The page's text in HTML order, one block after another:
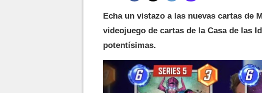
Echa un vistazo a las nuevas cartas de
videojuego de cartas de la Casa de las
potentísimas.